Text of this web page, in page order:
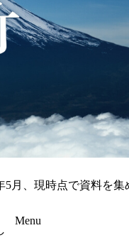
Menu
5月、現時点で資料を